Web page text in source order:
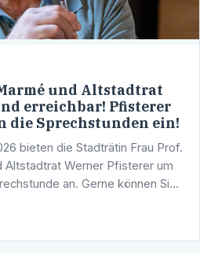
und Altstadtrat
erreichbar! Pfisterer
die Sprechstunden ein!
bieten die Stadträtin Frau Prof.
Altstadtrat Werner Pfisterer um
an. Gerne können Sie